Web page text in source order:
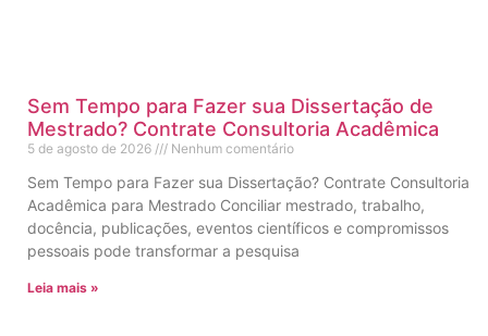
Sem Tempo para Fazer sua Dissertação de
Mestrado? Contrate Consultoria Acadêmica
5 de agosto de 2026 Nenhum comentário
Sem Tempo para Fazer sua Dissertação? Contrate Consultoria
Acadêmica para Mestrado Conciliar mestrado, trabalho,
docência, publicações, eventos científicos e compromissos
pessoais pode transformar a pesquisa
Leia mais »